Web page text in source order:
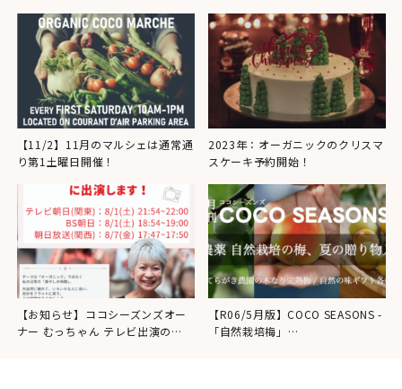
【11/2】11月のマルシェは通常通
り第1土曜日開催！
2023年：オーガニックのクリスマ
スケーキ予約開始！
【お知らせ】ココシーズンズオー
ナー むっちゃん テレビ出演の…
【R06/5月版】COCO SEASONS -
「自然栽培梅」…